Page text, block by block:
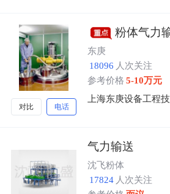
对比 电话
粉体气力
东庚
18096 人次关注
参考价格 5-10万元
气力输送
沈飞粉体
17824 人次关注